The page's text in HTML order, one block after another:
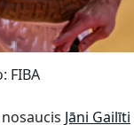
FIBA
Jāni Gailīti